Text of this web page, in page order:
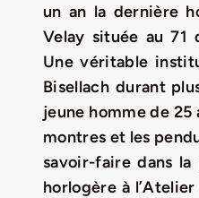
LA ROUTE DES
NOUS CONTACTER
Rechercher:
un an la dernière
Velay située au 71
Une véritable
Bisellach durant
jeune homme de 25
montres et les
savoir-faire dans
horlogère à